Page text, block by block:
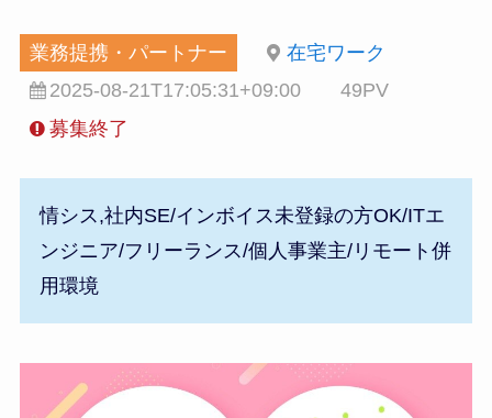
業務提携・パートナー
在宅ワーク
2025-08-21T17:05:31+09:00
49PV
募集終了
情シス,社内SE/インボイス未登録の方OK/ITエ
ンジニア/フリーランス/個人事業主/リモート併
用環境